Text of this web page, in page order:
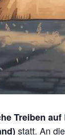
Treiben
statt. An